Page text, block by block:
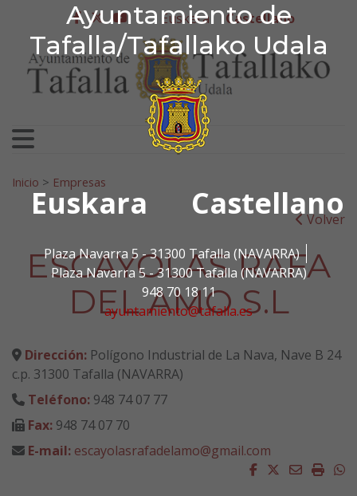
Ayuntamiento de
Tafalla/Tafallako Udala
Euskara Castellano
Plaza Navarra 5 - 31300 Tafalla (NAVARRA)
Plaza Navarra 5 - 31300 Tafalla (NAVARRA)
948 70 18 11
ayuntamiento@tafalla.es
Ir al contenido
Ayuntamiento de
facebook
twitter
youtube
Euskera Castellano
Search for:
Inicio > Empresas
Volver
ESCAYOLAS RAFA
DEL AMO S.L
Dirección: Polígono Industrial de La Nava, Nave B 24
c.p. 31300 Tafalla (NAVARRA)
Teléfono: 948 74 07 77
Fax: 948 74 07 70
E-mail: escayolasrafadelamo@gmail.com
Facebook
Twitter
Email